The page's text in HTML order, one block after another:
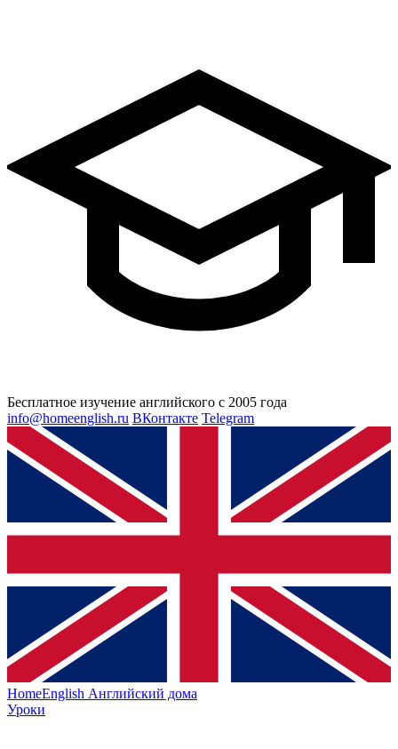
Бесплатное изучение английского с 2005 года
info@homeenglish.ru ВКонтакте Telegram
HomeEnglish Английский дома
Уроки